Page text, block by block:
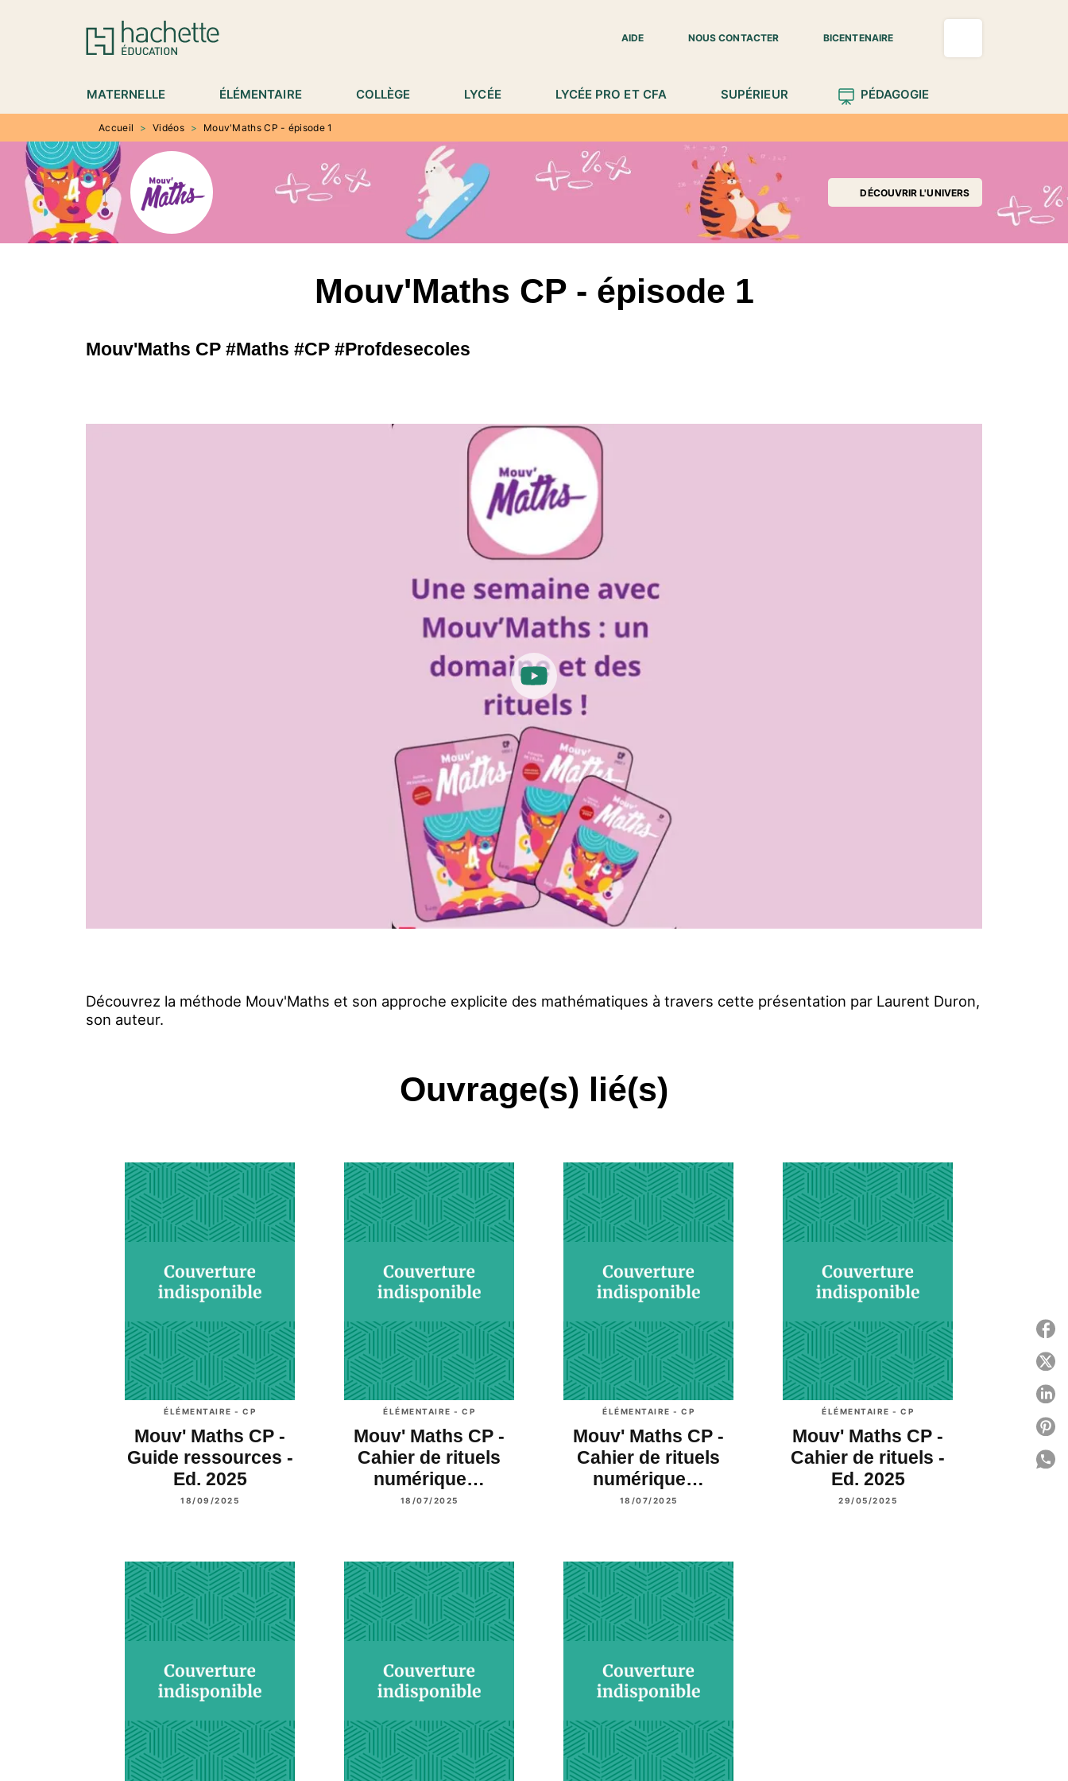
MENU RECHERCHE
AIDE
NOUS CONTACTER BICENTENAIRE
MATERNELLE ÉLÉMENTAIRE COLLÈGE LYCÉE LYCÉE PRO ET CFA SUPÉRIEUR PÉDAGOGIE
Accueil > Vidéos > Mouv'Maths CP - épisode 1
DÉCOUVRIR L'UNIVERS
Mouv'Maths CP - épisode 1
Mouv'Maths CP #Maths #CP #Profdesecoles
Découvrez la méthode Mouv'Maths et son approche explicite des mathématiques à travers cette présentation par Laurent Duron,
son auteur.
Ouvrage(s) lié(s)
ÉLÉMENTAIRE - CP
Mouv' Maths CP -
Guide ressources -
Ed. 2025
18/09/2025
ÉLÉMENTAIRE - CP
Mouv' Maths CP -
Cahier de rituels
numérique…
18/07/2025
ÉLÉMENTAIRE - CP
Mouv' Maths CP -
Cahier de rituels
numérique…
18/07/2025
ÉLÉMENTAIRE - CP
Mouv' Maths CP -
Cahier de rituels -
Ed. 2025
29/05/2025